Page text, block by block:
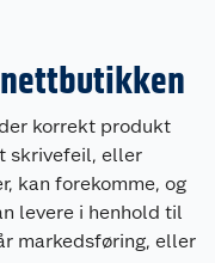
korrekt produkt
skrivefeil, eller
kan forekomme, og
levere i henhold til
markedsføring, eller